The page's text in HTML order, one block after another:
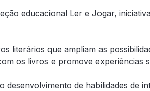
educacional Ler e Jogar,
literários que ampliam as
os livros e promove experiências
de habilidades de